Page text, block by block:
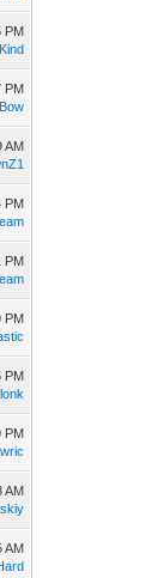
PM
PM
Bow
AM
PM
PM
PM
PM
lonk
PM
AM
AM